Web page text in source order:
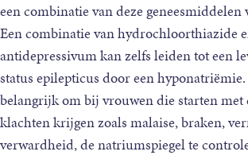
een combinatie van deze geneesmiddelen
Een combinatie van hydrochloorthiazide
antidepressivum kan zelfs leiden tot een
status epilepticus door een
belangrijk om bij vrouwen die starten
klachten krijgen zoals malaise, braken,
verwardheid, de natriumspiegel te